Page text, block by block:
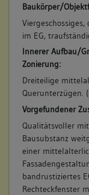
Baukörper/
im EG,
Innerer Aufbau/
Zonierung:
Dreiteilige
Querunterzügen.
Vorgefundener
Qualitätsvoller
Bausubstanz
einer
bandrustiziertes
Rechteckfenster